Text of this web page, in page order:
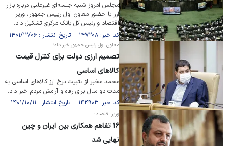
مجلس امروز شنبه جلسه‌ای غیرعلنی درباره بازار
ارز با حضور معاون اول رییس جمهور، وزیر
اقتصاد و رئیس کل بانک مرکزی تشکیل داد.
کد خبر: ۱۴۷۲۰۸ تاریخ انتشار : ۱۴۰۱/۱۲/۰۶
معاون اول رئیس جمهور خبر داد؛
تصمیم ارزی دولت برای کنترل قیمت
کالاهای اساسی
محمد مخبر از تثبیت نرخ ارز کالا‌های اساسی به
مدت دو سال برای رفاه و آرامش مردم خبر داد.
کد خبر: ۱۴۴۹۰۳ تاریخ انتشار : ۱۴۰۱/۱۰/۱۱
وزیر اقتصاد:
۱۶ تفاهم همکاری بین ایران و چین
نهایی شد